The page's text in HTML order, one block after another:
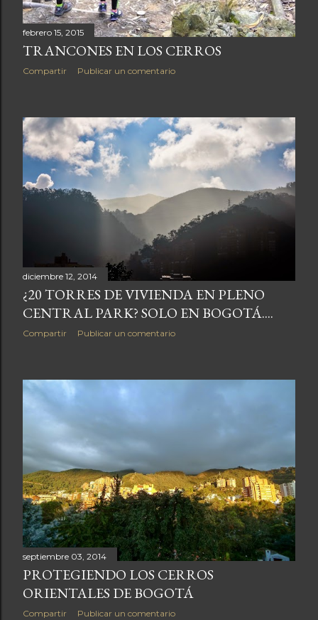
febrero 15, 2015
TRANCONES EN LOS CERROS
Compartir Publicar un comentario
diciembre 12, 2014
¿20 TORRES DE VIVIENDA EN PLENO
CENTRAL PARK? SOLO EN BOGOTÁ....
Compartir Publicar un comentario
septiembre 03, 2014
PROTEGIENDO LOS CERROS
ORIENTALES DE BOGOTÁ
Compartir Publicar un comentario